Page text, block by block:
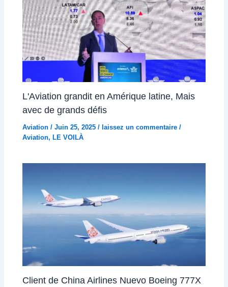
L'Aviation grandit en Amérique latine, Mais
avec de grands défis
Aviation /Juin 25, 2025/ laissez un commentaire /
Aviation, LE VOILÀ
Client de China Airlines Nuevo Boeing 777X